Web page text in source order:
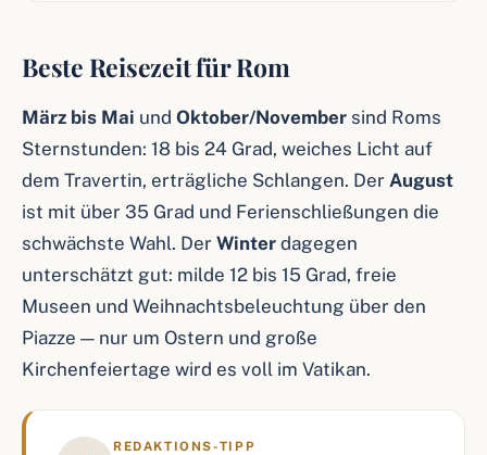
Beste Reisezeit für Rom
März bis Mai und Oktober/November sind Roms
Sternstunden: 18 bis 24 Grad, weiches Licht auf
dem Travertin, erträgliche Schlangen. Der August
ist mit über 35 Grad und Ferienschließungen die
schwächste Wahl. Der Winter dagegen
unterschätzt gut: milde 12 bis 15 Grad, freie
Museen und Weihnachtsbeleuchtung über den
Piazze — nur um Ostern und große
Kirchenfeiertage wird es voll im Vatikan.
REDAKTIONS-TIPP